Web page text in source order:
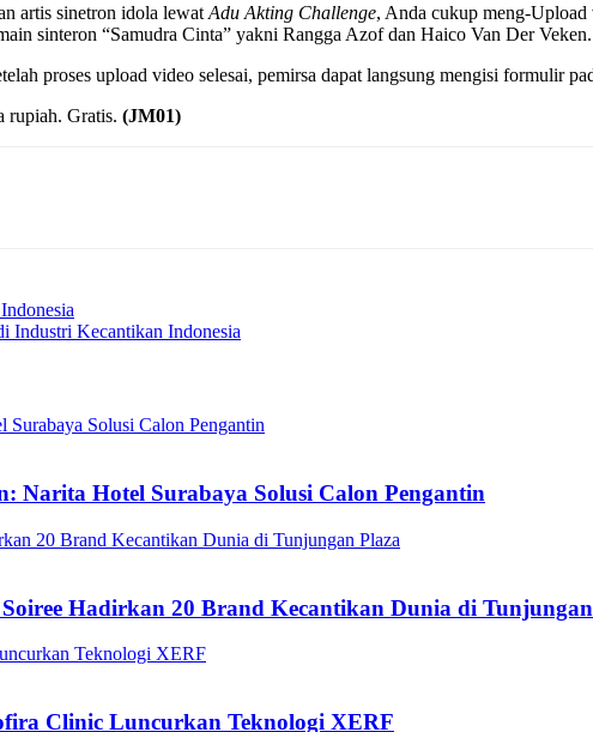
artis sinetron idola lewat Adu Akting Challenge, Anda cukup meng-
sinteron “Samudra Cinta” yakni Rangga Azof dan Haico Van Der Veken.
proses upload video selesai, pemirsa dapat langsung mengisi formulir
rupiah. Gratis. (JM01)
Industri Kecantikan Indonesia
Narita Hotel Surabaya Solusi Calon Pengantin
Hadirkan 20 Brand Kecantikan Dunia di
Clinic Luncurkan Teknologi XERF